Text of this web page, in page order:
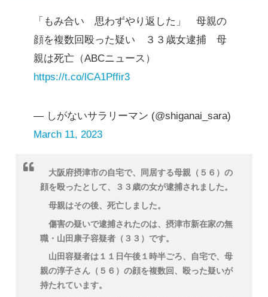
「もみ合い 思わずやり返した」 母親の
顔を複数回殴った疑い ３３歳女逮捕 母
親は死亡（ABCニュース）
https://t.co/lCA1Pffir3
— しがないサラリーマン (@shiganai_sara)
March 11, 2023
大阪府摂津市の自宅で、同居する母親（５６）の
顔を殴ったとして、３３歳の女が逮捕されました。
母親はその後、死亡しました。
傷害の疑いで逮捕されたのは、摂津市新在家の無
職・山田康子容疑者（３３）です。
山田容疑者は１１日午後１時半ごろ、自宅で、母
親の淳子さん（５６）の顔を複数回、殴った疑いが
持たれています。